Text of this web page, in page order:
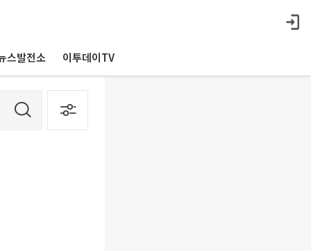
스발전소 이투데이TV